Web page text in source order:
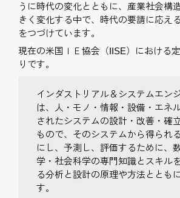
うに時代の変化とともに、産業社会構
きく変化する中で、時代の要請に応え
をつづけています。
現在の米国ＩＥ協会（IISE）における
りです。
インダストリアル＆システムエン
は、人・モノ・情報・設備・エネ
されたシステムの設計・改善・確
もので、そのシステムから得られ
にし、予測し、評価するために、
学・社会科学の専門知識とスキル
る分析と設計の原理や方法ととも
す。